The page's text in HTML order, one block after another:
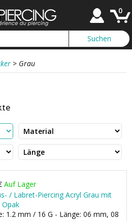
0
> Grau
Auf Lager
/ Labret-Piercing Acryl Grau mit
Opak
1.2 mm / 16 G - Länge: 06 mm, 08